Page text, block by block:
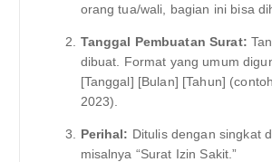
orang tua/wali, bagian ini bisa
Tanggal Pembuatan Surat:
dibuat. Format yang umum
[Tanggal] [Bulan] [Tahun]
2023).
Perihal: Ditulis dengan singkat
misalnya “Surat Izin Sakit.”